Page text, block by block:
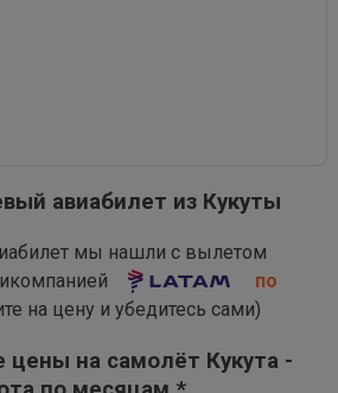
авиабилет из Кукуты
мы нашли с вылетом
по
на цену и убедитесь сами)
цены на самолёт Кукута -